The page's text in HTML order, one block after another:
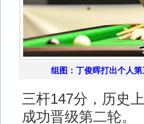
组图：丁俊晖打出个人
三杆147分，历史
成功晋级第二轮。